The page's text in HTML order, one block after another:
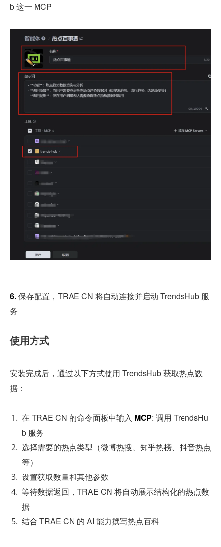
b 这一 MCP
6. 保存配置，TRAE CN 将自动连接并启动 TrendsHub 服
务
使用方式
安装完成后，通过以下方式使用 TrendsHub 获取热点数
据：
在 TRAE CN 的命令面板中输入 MCP: 调用 TrendsHu
b 服务
选择需要的热点类型（微博热搜、知乎热榜、抖音热点
等）
设置获取数量和其他参数
等待数据返回，TRAE CN 将自动展示结构化的热点数
据
结合 TRAE CN 的 AI 能力撰写热点百科